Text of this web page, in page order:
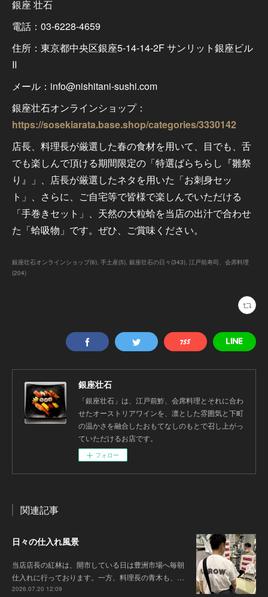
銀座 壮石
電話：03-6228-4659
住所：東京都中央区銀座5-14-14-2F サンリット銀座ビル
Ⅱ
メール：info@nishitani-sushi.com
銀座壮石オンラインショップ：
https://sosekiarata.base.shop/categories/3330142
店長、料理長が厳選した春の食材を用いて、目でも、舌
でも楽しんで頂ける期間限定の「特選ばらちらし『雛祭
り』」、店長が厳選したネタを用いた「お刺身セッ
ト」、さらに、ご自宅等で皆様で楽しんでいただける
「手巻きセット」、天然の大粒蛤を当店の出汁で合わせ
た「蛤吸物」です。ぜひ、ご賞味ください。
銀座壮石オンラインショップ(6) 手土産(5) 銀座壮石の日々 (343) 江戸前寿司、会席料理
(204)
銀座壮石
「銀座壮石」は、江戸前鮓、会席料理とそれに合わ
せたオーストリアワインを、凛とした雰囲気と下町
の温かさを融合したおもてなしのもとで召し上がっ
ていただけるお店です。
フォロー
関連記事
日々の仕入れ風景
当店店長の紅林は、開市している日は豊洲市場へ毎朝
仕入れに行っております。一方、料理長の青木も、…
2026.07.20 12:09